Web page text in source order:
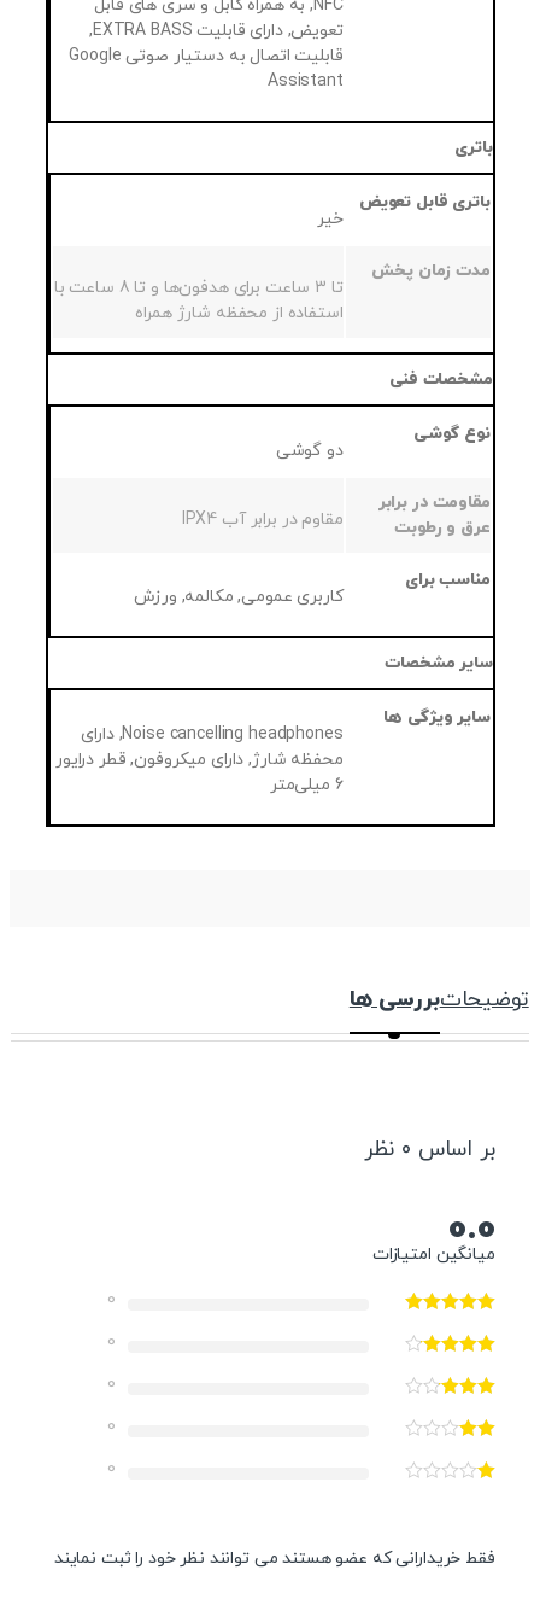
NFC, به همراه کابل و سری های قابل
تعویض, دارای قابلیت EXTRA BASS,
قابلیت اتصال به دستیار صوتی Google
Assistant
باتری
باتری قابل تعویض
خیر
مدت زمان پخش
تا 3 ساعت برای هدفون‌ها و تا 8 ساعت با
استفاده از محفظه شارژ همراه
مشخصات فنی
نوع گوشی
دو گوشی
مقاومت در برابر
عرق و رطوبت
مقاوم در برابر آب IPX4
مناسب برای
کاربری عمومی, مکالمه, ورزش
سایر مشخصات
سایر ویژگی ها
Noise cancelling headphones, دارای
محفظه شارژ, دارای میکروفون, قطر درایور
6 میلی‌متر
توضیحاتبررسی ها
بر اساس 0 نظر
0.0
میانگین امتیازات
0
0
0
0
0
فقط خریدارانی که عضو هستند می توانند نظر خود را ثبت نمایند